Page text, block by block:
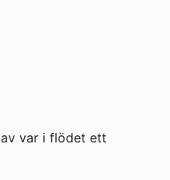
var i flödet ett